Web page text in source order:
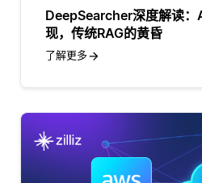
DeepSearcher深度解读
现，传统RAG的黄昏
了解更多